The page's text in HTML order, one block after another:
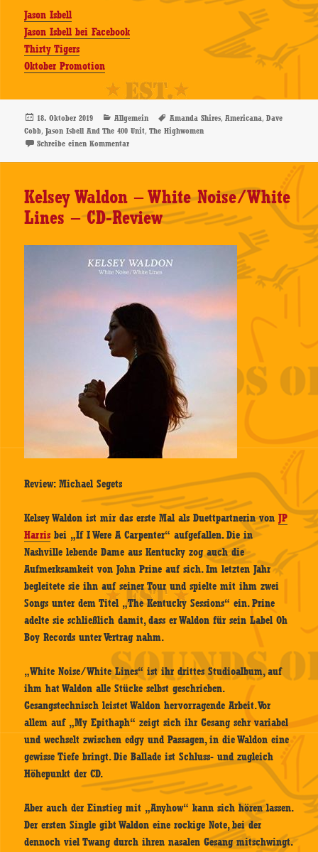
Jason Isbell
Jason Isbell bei Facebook
Thirty Tigers
Oktober Promotion
Veröffentlicht
am
18. Oktober 2019 Kategorien
Allgemein Schlagwörter
Amanda Shires,Americana,Dave
Cobb,Jason Isbell And The 400 Unit,The Highwomen
Schreibe einen Kommentarzu Jason Isbell And The 400 Unit – Here We Rest – CD-
Kelsey Waldon – White Noise/White
Lines – CD-Review
Review: Michael Segets
Kelsey Waldon ist mir das erste Mal als Duettpartnerin vonJP
Harris bei „If I Were A Carpenter“ aufgefallen. Die in
Nashville lebende Dame aus Kentucky zog auch die
Aufmerksamkeit von John Prine auf sich. Im letzten Jahr
begleitete sie ihn auf seiner Tour und spielte mit ihm zwei
Songs unter dem Titel „The Kentucky Sessions“ ein. Prine
adelte sie schließlich damit, dass er Waldon für sein Label Oh
Boy Records unter Vertrag nahm.
„White Noise/White Lines“ ist ihr drittes Studioalbum, auf
ihm hat Waldon alle Stücke selbst geschrieben.
Gesangstechnisch leistet Waldon hervorragende Arbeit. Vor
allem auf „My Epithaph“ zeigt sich ihr Gesang sehr variabel
und wechselt zwischen edgy und Passagen, in die Waldon eine
gewisse Tiefe bringt. Die Ballade ist Schluss- und zugleich
Höhepunkt der CD.
Aber auch der Einstieg mit „Anyhow“ kann sich hören lassen.
Der ersten Single gibt Waldon eine rockige Note, bei der
dennoch viel Twang durch ihren nasalen Gesang mitschwingt.